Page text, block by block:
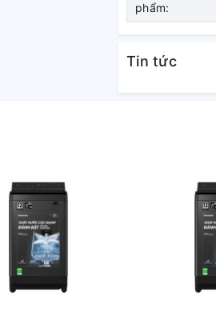
mền
phẩm:
Tin tức